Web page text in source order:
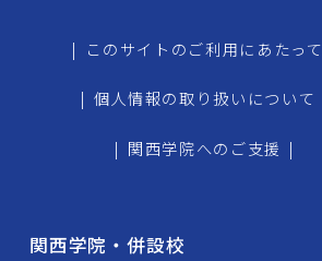
| このサイトのご利用にあたって
| 個人情報の取り扱いについて
| 関西学院へのご支援 |
関西学院・併設校